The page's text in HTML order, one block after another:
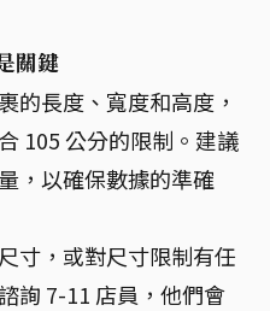
關鍵
的長度、寬度和高度，
105 公分的限制。建議
，以確保數據的準確
寸，或對尺寸限制有任
詢 7-11 店員，他們會